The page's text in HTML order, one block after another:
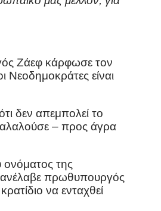
Ζάεφ κάρφωσε τον
είναι
δεν απεμπολεί το
– προς άγρα
της
πρωθυπουργός
να ενταχθεί